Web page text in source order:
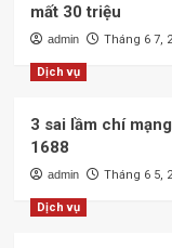
mất 30 triệu
admin Tháng 6 7,
Dịch vụ
3 sai lầm chí
1688
admin Tháng 6 5,
Dịch vụ